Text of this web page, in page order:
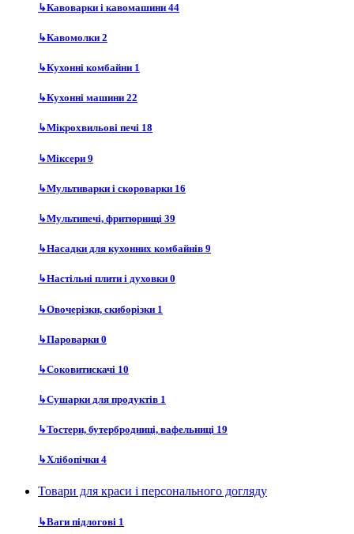
↳Кавоварки і кавомашини 44
↳Кавомолки 2
↳Кухонні комбайни 1
↳Кухонні машини 22
↳Мікрохвильові печі 18
↳Міксери 9
↳Мультиварки і скороварки 16
↳Мультипечі, фритюрниці 39
↳Насадки для кухонних комбайнів 9
↳Настільні плити і духовки 0
↳Овочерізки, скиборізки 1
↳Пароварки 0
↳Соковитискачі 10
↳Сушарки для продуктів 1
↳Тостери, бутербродниці, вафельниці 19
↳Хлібопічки 4
Товари для краси і персонального догляду
↳Ваги підлогові 1